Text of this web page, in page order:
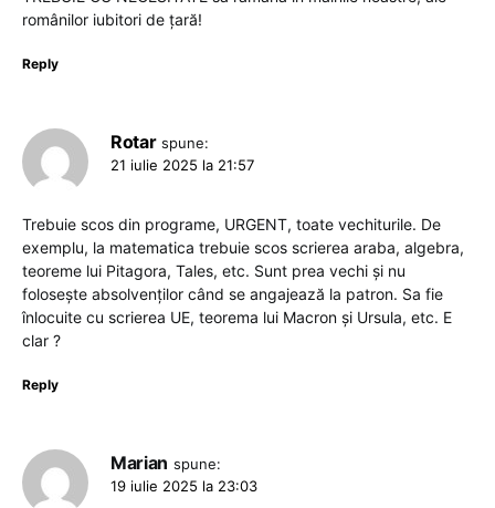
românilor iubitori de țară!
Reply
Rotar spune:
21 iulie 2025 la 21:57
Trebuie scos din programe, URGENT, toate vechiturile. De
exemplu, la matematica trebuie scos scrierea araba, algebra,
teoreme lui Pitagora, Tales, etc. Sunt prea vechi și nu
folosește absolvenților când se angajează la patron. Sa fie
înlocuite cu scrierea UE, teorema lui Macron și Ursula, etc. E
clar ?
Reply
Marian spune:
19 iulie 2025 la 23:03